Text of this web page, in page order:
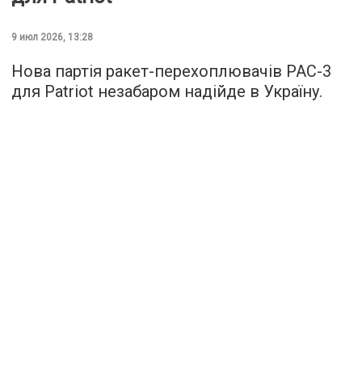
9 июл 2026, 13:28
Нова партія ракет-перехоплювачів PAC-3
для Patriot незабаром надійде в Україну.